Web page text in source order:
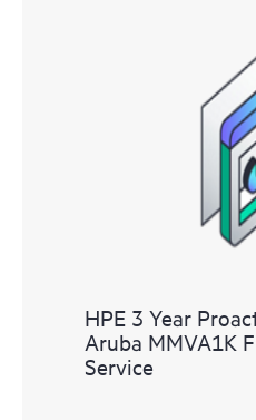
HPE 3 Year
Aruba MMVA1K
Service